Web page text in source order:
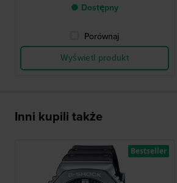
● Dostępny
Porównaj
Wyświetl produkt
Inni kupili także
Bestseller